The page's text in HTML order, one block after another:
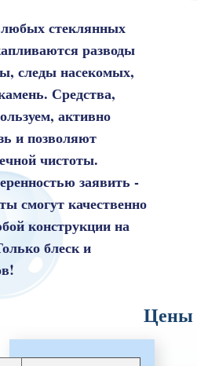
стеклянных
разводы
следы насекомых,
Средства,
активно
и позволяют
чистоты.
заявить -
смогут качественно
конструкции на
блеск и
Цены